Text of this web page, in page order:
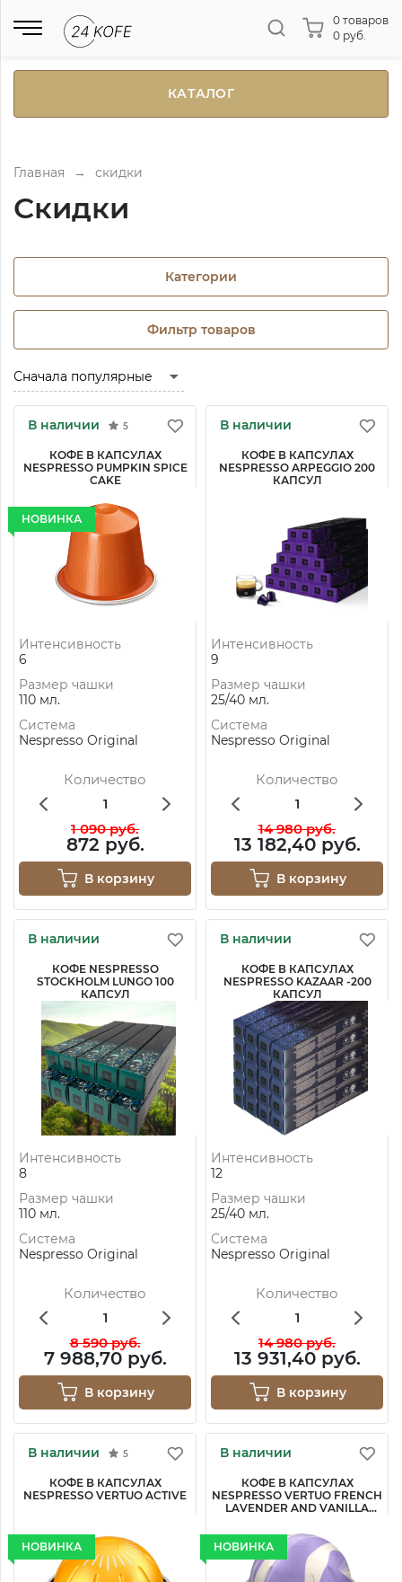
0 товаров
0 руб.
КАТАЛОГ
Главная → скидки
Скидки
Категории
Фильтр товаров
В наличии 5
НОВИНКА
КОФЕ В КАПСУЛАХ
NESPRESSO PUMPKIN SPICE
CAKE
Интенсивность
6
Размер чашки
110 мл.
Система
Nespresso Original
Количество
1 090 руб.
872 руб.
В корзину
В наличии
КОФЕ В КАПСУЛАХ
NESPRESSO ARPEGGIO 200
КАПСУЛ
Интенсивность
9
Размер чашки
25/40 мл.
Система
Nespresso Original
Количество
14 980 руб.
13 182,40 руб.
В корзину
В наличии
КОФЕ NESPRESSO
STOCKHOLM LUNGO 100
КАПСУЛ
Интенсивность
8
Размер чашки
110 мл.
Система
Nespresso Original
Количество
8 590 руб.
7 988,70 руб.
В корзину
В наличии
КОФЕ В КАПСУЛАХ
NESPRESSO KAZAAR -200
КАПСУЛ
Интенсивность
12
Размер чашки
25/40 мл.
Система
Nespresso Original
Количество
14 980 руб.
13 931,40 руб.
В корзину
В наличии 5
НОВИНКА
КОФЕ В КАПСУЛАХ
NESPRESSO VERTUO ACTIVE
В наличии
НОВИНКА
КОФЕ В КАПСУЛАХ
NESPRESSO VERTUO FRENCH
LAVENDER AND VANILLA